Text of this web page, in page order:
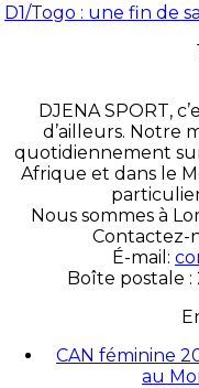
D1/Togo : une fin de
DJENA SPORT,
d’ailleurs. Notre
quotidiennement
Afrique et dans le
Nous sommes à
Contactez-
É-mail:
Boîte postale :
CAN féminine
au